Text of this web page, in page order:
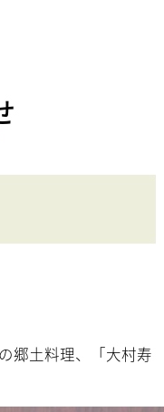
郷土料理、「大村寿